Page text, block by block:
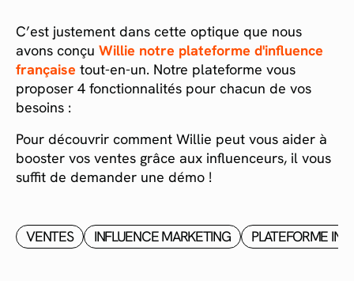
C’est justement dans cette optique que nous
avons conçu Willie notre plateforme d'influence
française tout-en-un. Notre plateforme vous
proposer 4 fonctionnalités pour chacun de vos
besoins :
Pour découvrir comment Willie peut vous aider à
booster vos ventes grâce aux influenceurs, il vous
suffit de demander une démo !
VENTES INFLUENCE MARKETING PLATEFORME